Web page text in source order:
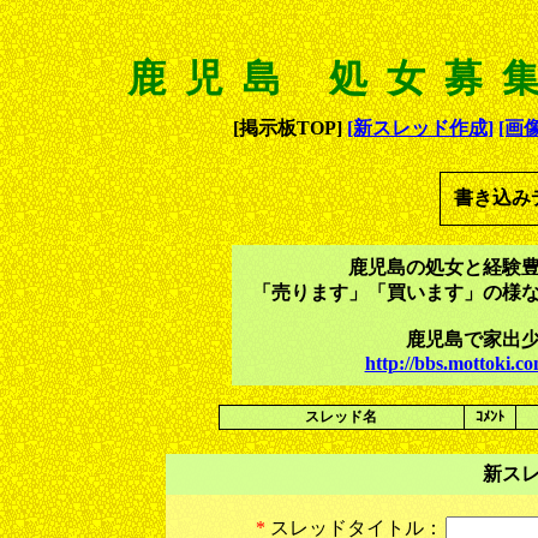
鹿児島 処女募
[掲示板TOP][新スレッド作成] [画
書き込み
鹿児島の処女と経験
「売ります」「買います」の様
鹿児島で家出
http://
スレッド名 ｺﾒﾝﾄ
新ス
* スレッドタイトル：